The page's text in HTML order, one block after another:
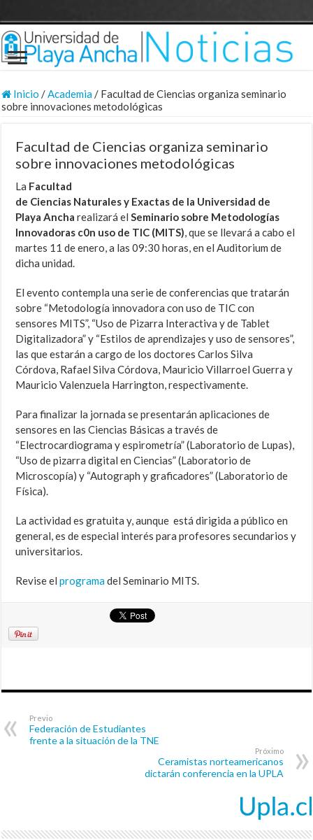
Inicio /Academia/ Facultad de Ciencias organiza seminario
sobre innovaciones metodológicas
Facultad de Ciencias organiza seminario
sobre innovaciones metodológicas
La Facultad
de Ciencias Naturales y Exactas de la Universidad de
Playa Ancha realizará elSeminario sobre Metodologías
Innovadoras c0n uso de TIC (MITS), que se llevará a cabo el
martes 11 de enero, a las 09:30 horas, en el Auditorium de
dicha unidad.
El evento contempla una serie de conferencias que tratarán
sobre “Metodología innovadora con uso de TIC con
sensores MITS”, “Uso de Pizarra Interactiva y de Tablet
Digitalizadora” y “Estilos de aprendizajes y uso de sensores”,
las que estarán a cargo de los doctores Carlos Silva
Córdova, Rafael Silva Córdova, Mauricio Villarroel Guerra y
Mauricio Valenzuela Harrington, respectivamente.
Para finalizar la jornada se presentarán aplicaciones de
sensores en las Ciencias Básicas a través de
“Electrocardiograma y espirometría” (Laboratorio de Lupas),
“Uso de pizarra digital en Ciencias” (Laboratorio de
Microscopía) y “Autograph y graficadores” (Laboratorio de
Física).
La actividad es gratuita y, aunque está dirigida a público en
general, es de especial interés para profesores secundarios y
universitarios.
Revise elprogramadel Seminario MITS.
Previo
Federación de Estudiantes
frente a la situación de la TNE
Próximo
Ceramistas norteamericanos
dictarán conferencia en la UPLA